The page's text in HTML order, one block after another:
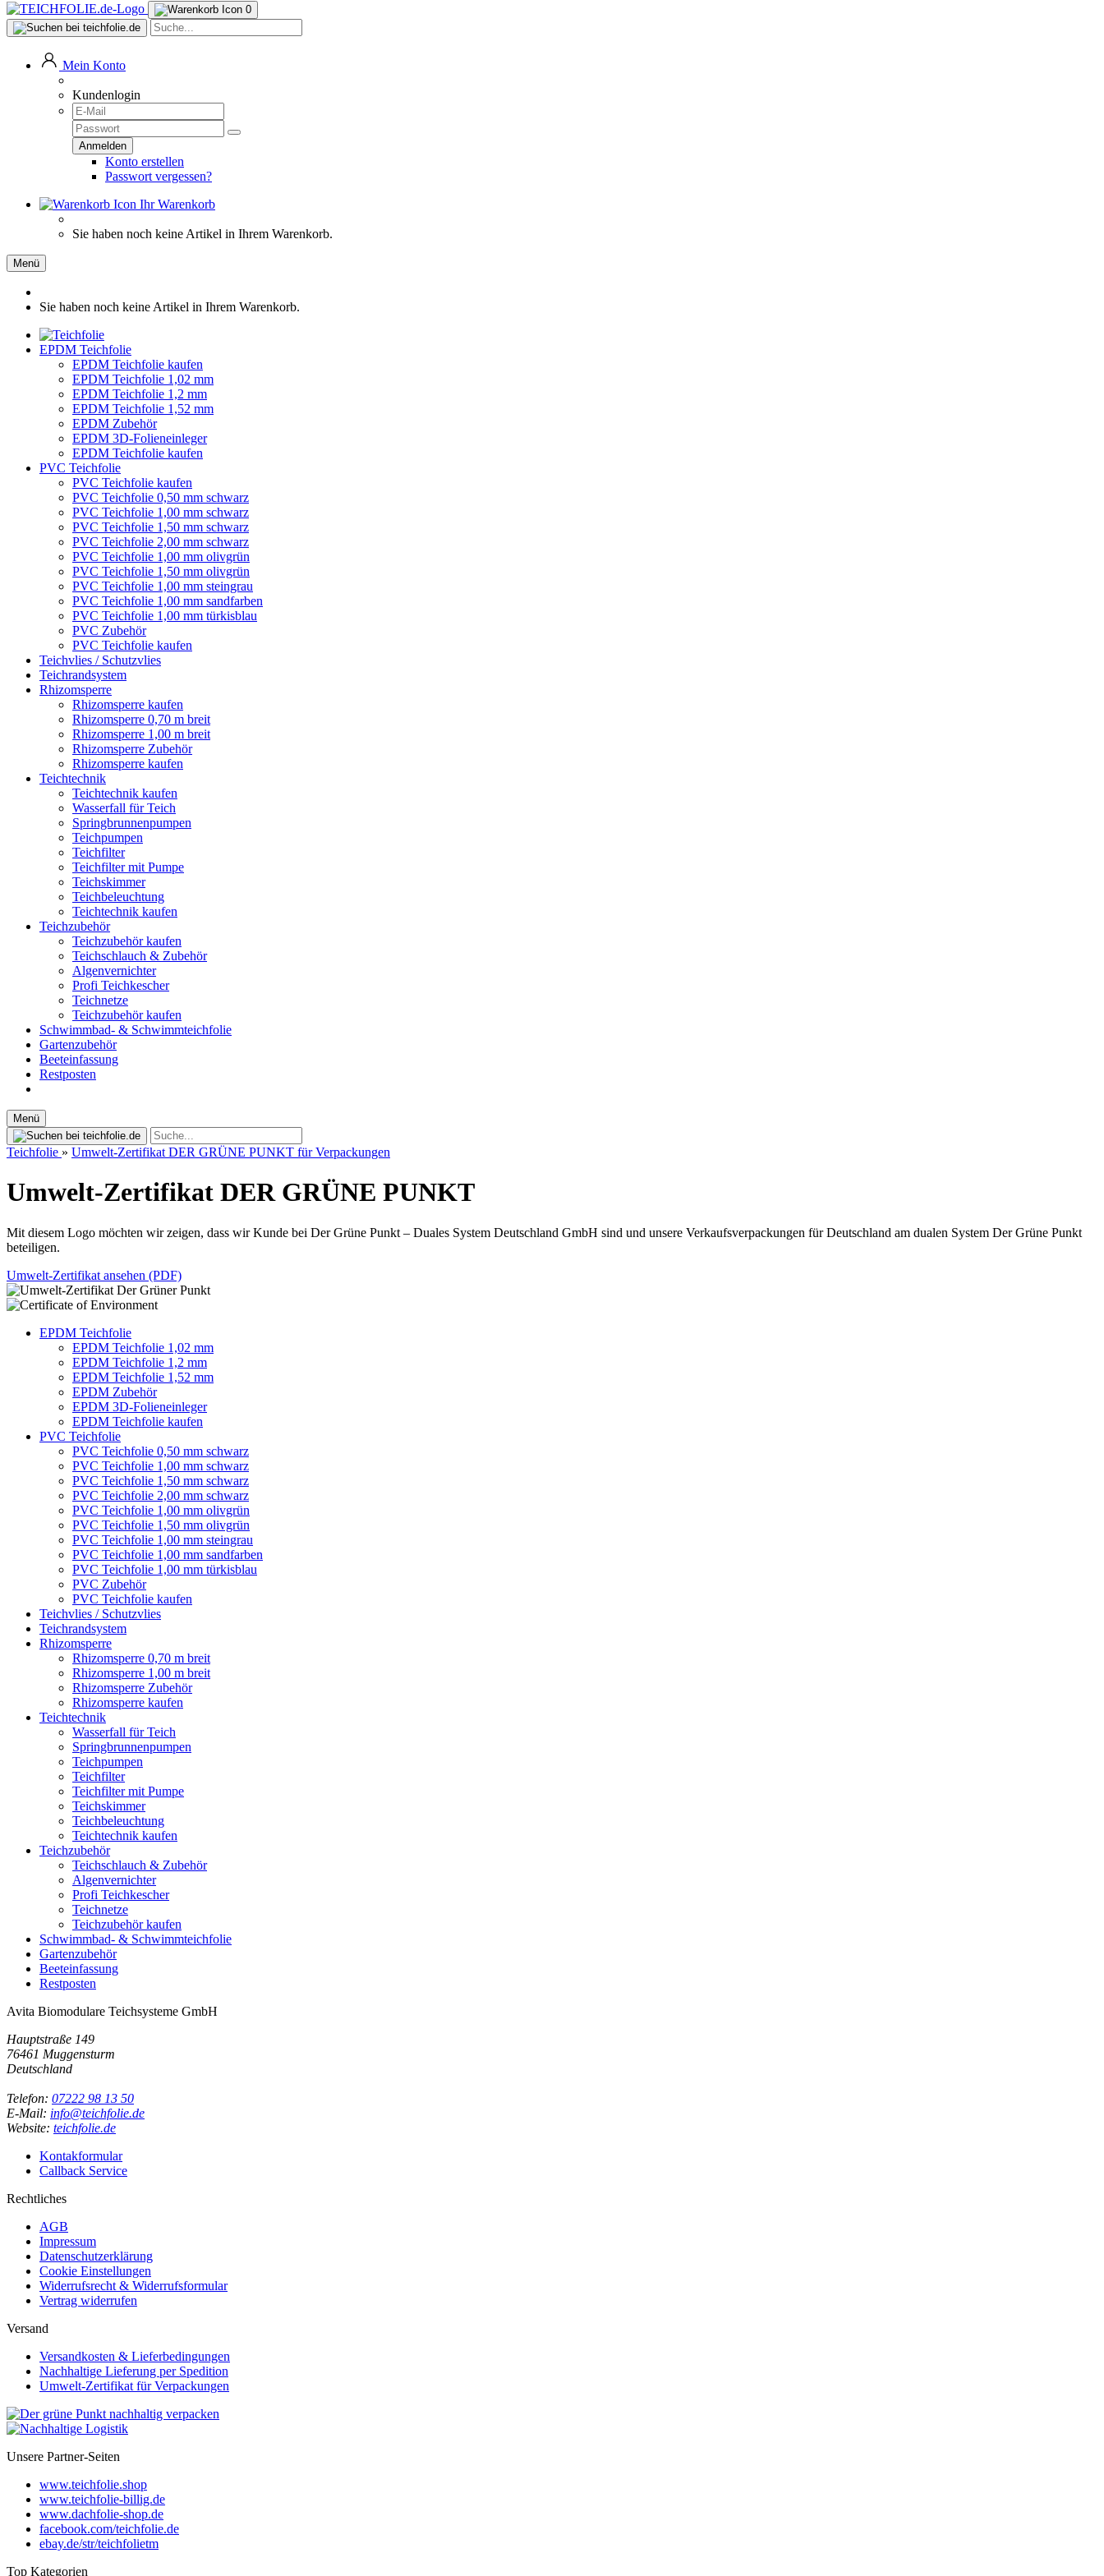
0
Mein Konto
Kundenlogin
Konto erstellen
Passwort vergessen?
Ihr Warenkorb
Sie haben noch keine Artikel in Ihrem Warenkorb.
Menü
Sie haben noch keine Artikel in Ihrem Warenkorb.
EPDM Teichfolie
EPDM Teichfolie kaufen
EPDM Teichfolie 1,02 mm
EPDM Teichfolie 1,2 mm
EPDM Teichfolie 1,52 mm
EPDM Zubehör
EPDM 3D-Folieneinleger
EPDM Teichfolie kaufen
PVC Teichfolie
PVC Teichfolie kaufen
PVC Teichfolie 0,50 mm schwarz
PVC Teichfolie 1,00 mm schwarz
PVC Teichfolie 1,50 mm schwarz
PVC Teichfolie 2,00 mm schwarz
PVC Teichfolie 1,00 mm olivgrün
PVC Teichfolie 1,50 mm olivgrün
PVC Teichfolie 1,00 mm steingrau
PVC Teichfolie 1,00 mm sandfarben
PVC Teichfolie 1,00 mm türkisblau
PVC Zubehör
PVC Teichfolie kaufen
Teichvlies / Schutzvlies
Teichrandsystem
Rhizomsperre
Rhizomsperre kaufen
Rhizomsperre 0,70 m breit
Rhizomsperre 1,00 m breit
Rhizomsperre Zubehör
Rhizomsperre kaufen
Teichtechnik
Teichtechnik kaufen
Wasserfall für Teich
Springbrunnenpumpen
Teichpumpen
Teichfilter
Teichfilter mit Pumpe
Teichskimmer
Teichbeleuchtung
Teichtechnik kaufen
Teichzubehör
Teichzubehör kaufen
Teichschlauch & Zubehör
Algenvernichter
Profi Teichkescher
Teichnetze
Teichzubehör kaufen
Schwimmbad- & Schwimmteichfolie
Gartenzubehör
Beeteinfassung
Restposten
Menü
Teichfolie » Umwelt-Zertifikat DER GRÜNE PUNKT für Verpackungen
Umwelt-Zertifikat DER GRÜNE PUNKT
Mit diesem Logo möchten wir zeigen, dass wir Kunde bei Der Grüne Punkt – Duales System Deutschland GmbH sind und unsere Verkaufsverpackungen für Deutschland am dualen System Der Grüne Punkt
beteiligen.
Umwelt-Zertifikat ansehen (PDF)
EPDM Teichfolie
EPDM Teichfolie 1,02 mm
EPDM Teichfolie 1,2 mm
EPDM Teichfolie 1,52 mm
EPDM Zubehör
EPDM 3D-Folieneinleger
EPDM Teichfolie kaufen
PVC Teichfolie
PVC Teichfolie 0,50 mm schwarz
PVC Teichfolie 1,00 mm schwarz
PVC Teichfolie 1,50 mm schwarz
PVC Teichfolie 2,00 mm schwarz
PVC Teichfolie 1,00 mm olivgrün
PVC Teichfolie 1,50 mm olivgrün
PVC Teichfolie 1,00 mm steingrau
PVC Teichfolie 1,00 mm sandfarben
PVC Teichfolie 1,00 mm türkisblau
PVC Zubehör
PVC Teichfolie kaufen
Teichvlies / Schutzvlies
Teichrandsystem
Rhizomsperre
Rhizomsperre 0,70 m breit
Rhizomsperre 1,00 m breit
Rhizomsperre Zubehör
Rhizomsperre kaufen
Teichtechnik
Wasserfall für Teich
Springbrunnenpumpen
Teichpumpen
Teichfilter
Teichfilter mit Pumpe
Teichskimmer
Teichbeleuchtung
Teichtechnik kaufen
Teichzubehör
Teichschlauch & Zubehör
Algenvernichter
Profi Teichkescher
Teichnetze
Teichzubehör kaufen
Schwimmbad- & Schwimmteichfolie
Gartenzubehör
Beeteinfassung
Restposten
Avita Biomodulare Teichsysteme GmbH
Hauptstraße 149
76461 Muggensturm
Deutschland
Telefon: 07222 98 13 50
E-Mail: info@teichfolie.de
Website: teichfolie.de
Kontakformular
Callback Service
Rechtliches
AGB
Impressum
Datenschutzerklärung
Cookie Einstellungen
Widerrufsrecht & Widerrufsformular
Vertrag widerrufen
Versand
Versandkosten & Lieferbedingungen
Nachhaltige Lieferung per Spedition
Umwelt-Zertifikat für Verpackungen
Unsere Partner-Seiten
www.teichfolie.shop
www.teichfolie-billig.de
www.dachfolie-shop.de
facebook.com/teichfolie.de
ebay.de/str/teichfolietm
Top Kategorien